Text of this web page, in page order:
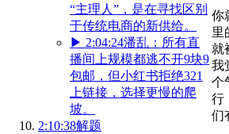
“主理人”，是在寻找区别
于传统电商的新供给。
▶ 2:04:24潘乱：所有直
播间上规模都逃不开9块9
包邮，但小红书拒绝321
上链接，选择更慢的爬
坡。
2:10:38解题
你
里
就
我
个
行
们